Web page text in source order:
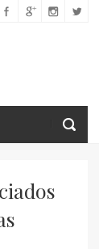
polvo que pode
do
aponta estudo
sofisticada